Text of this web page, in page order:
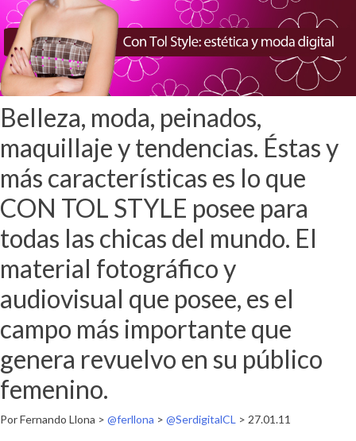
Belleza, moda, peinados,
maquillaje y tendencias. Éstas y
más características es lo que
CON TOL STYLE posee para
todas las chicas del mundo. El
material fotográfico y
audiovisual que posee, es el
campo más importante que
genera revuelvo en su público
femenino.
Por Fernando Llona > @ferllona > @SerdigitalCL > 27.01.11